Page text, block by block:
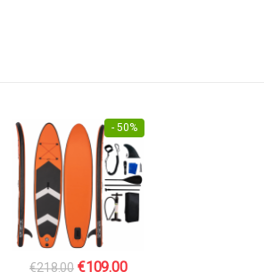
- 50%
€218.00 Original
€109.00Η